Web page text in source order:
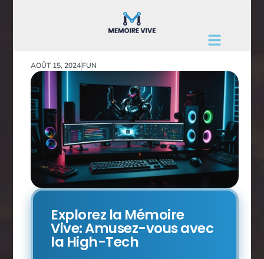
AOÛT 15, 2024 FUN
Explorez la Mémoire
Vive: Amusez-vous avec
la High-Tech